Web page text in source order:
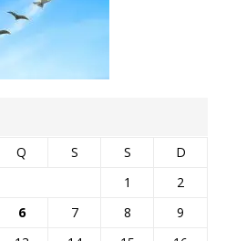
Q S S
D
1
2
6 7 8
9